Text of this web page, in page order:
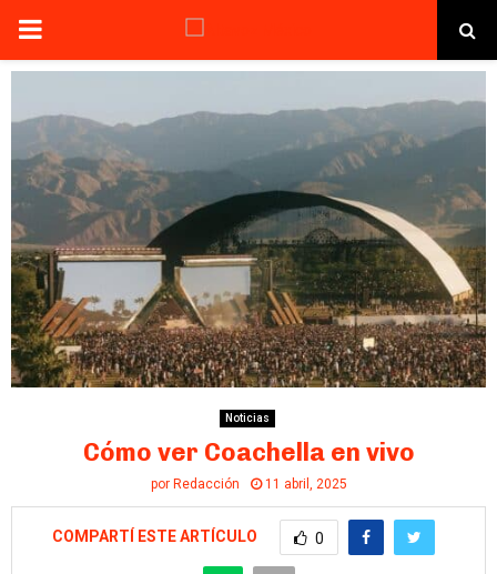
PRIMARY
Noticias
Cómo ver Coachella en vivo
por Redacción 11 abril, 2025
COMPARTÍ ESTE ARTÍCULO 0